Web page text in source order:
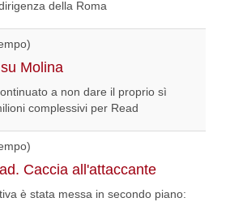
della Roma
Molina
a non dare il proprio sì
complessivi per Read
Caccia all'attaccante
è stata messa in secondo piano: